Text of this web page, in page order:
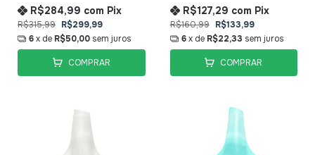
R$315,99 R$299,99
R$284,99 com Pix
6x de R$50,00 sem juros
COMPRAR
R$160,99 R$133,99
R$127,29 com Pix
6 x de R$22,33 sem juros
COMPRAR